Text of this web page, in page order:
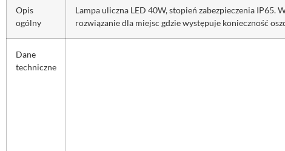
Opis
ogólny
Lampa uliczna LED 40W, stopień zabezpieczenia
rozwiązanie dla miejsc gdzie występuje konieczność
Dane
techniczne